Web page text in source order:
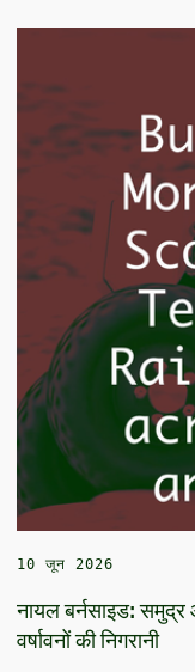
10 जून 2026
नायल बर्नसाइड:
वर्षावनों की निगरानी